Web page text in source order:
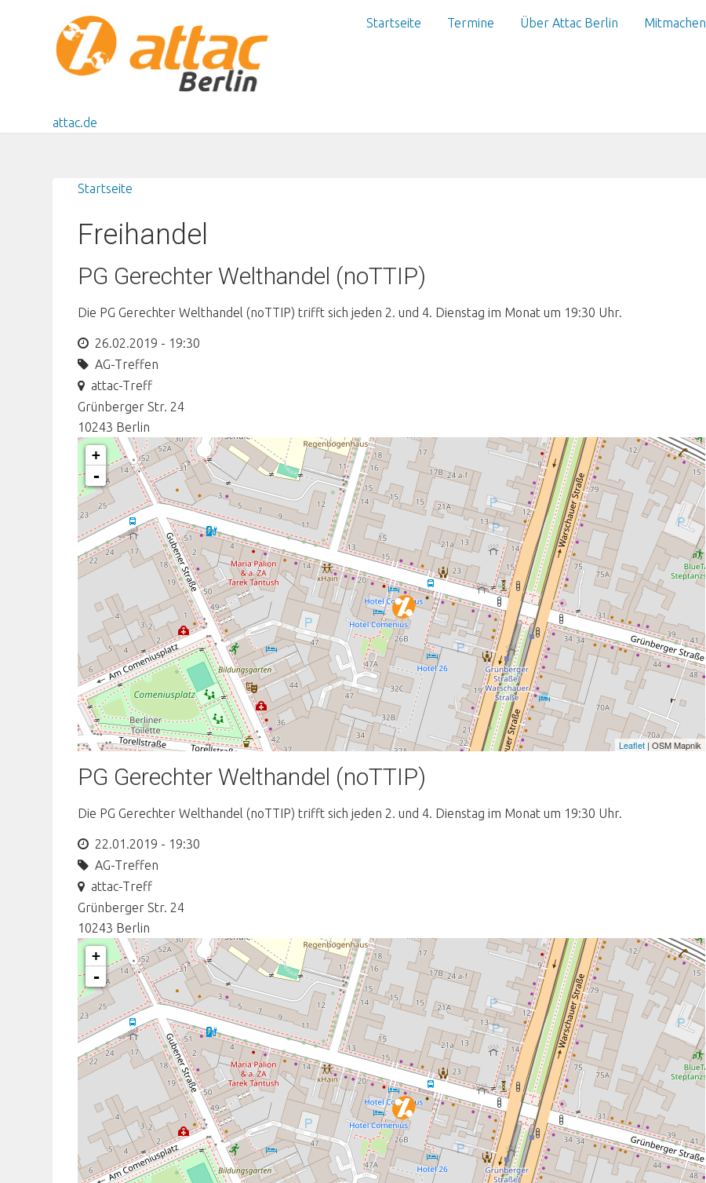
attac.de
Startseite Termine Über Attac Berlin Mitmachen
Startseite
Freihandel
PG Gerechter Welthandel (noTTIP)
Die PG Gerechter Welthandel (noTTIP) trifft sich jeden 2. und 4. Dienstag im Monat um 19:30 Uhr.
26.02.2019 - 19:30
AG-Treffen
attac-Treff
Grünberger Str. 24
10243 Berlin
+
-
Leaflet | OSM Mapnik
PG Gerechter Welthandel (noTTIP)
Die PG Gerechter Welthandel (noTTIP) trifft sich jeden 2. und 4. Dienstag im Monat um 19:30 Uhr.
22.01.2019 - 19:30
AG-Treffen
attac-Treff
Grünberger Str. 24
10243 Berlin
+
-